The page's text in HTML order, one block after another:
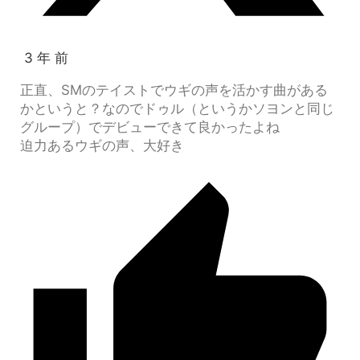
3 年 前
正直、SMのテイストでウギの声を活かす曲がある
かというと？なのでドゥル（というかソヨンと同じ
グループ）でデビューできて良かったよね
迫力あるウギの声、大好き